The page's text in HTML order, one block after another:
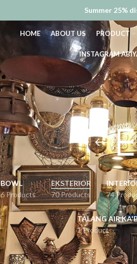
HOME ABOUT US PRODUCT
INSTAGRAM
BOWL
6 Products
EKSTERIOR
70 Products
74
TALANG AIR
1 Product
Summer 25%